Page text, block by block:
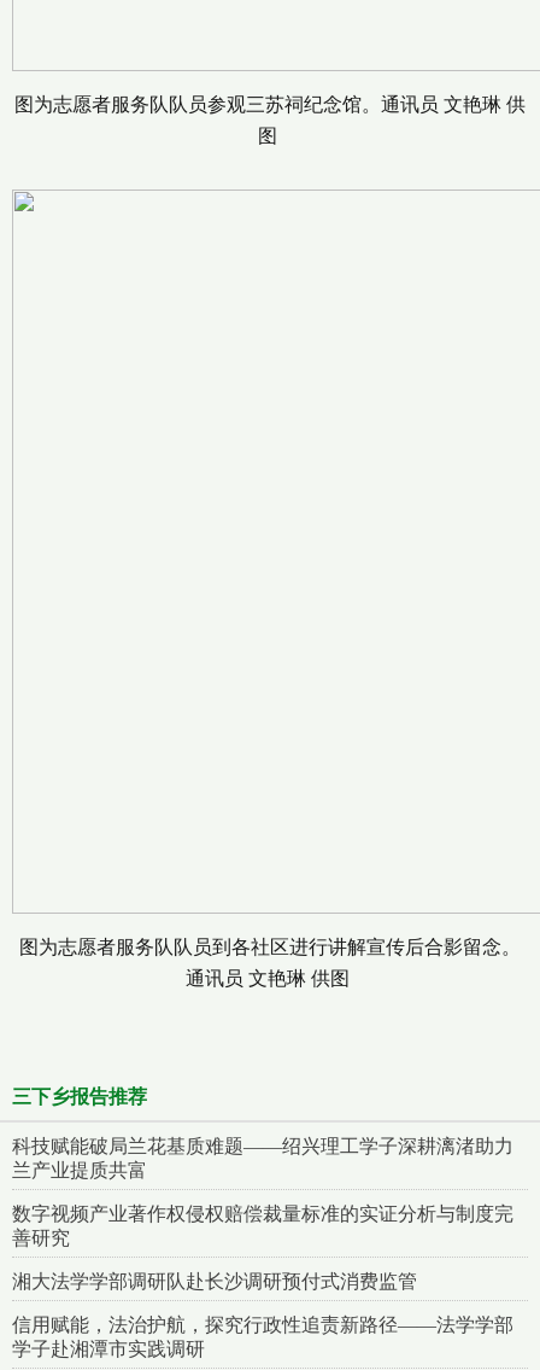
图为志愿者服务队队员参观三苏祠纪念馆。通讯员 文艳琳 供
图
图为志愿者服务队队员到各社区进行讲解宣传后合影留念。
通讯员 文艳琳 供图
三下乡报告推荐
科技赋能破局兰花基质难题——绍兴理工学子深耕漓渚助力
兰产业提质共富
数字视频产业著作权侵权赔偿裁量标准的实证分析与制度完
善研究
湘大法学学部调研队赴长沙调研预付式消费监管
信用赋能，法治护航，探究行政性追责新路径——法学学部
学子赴湘潭市实践调研